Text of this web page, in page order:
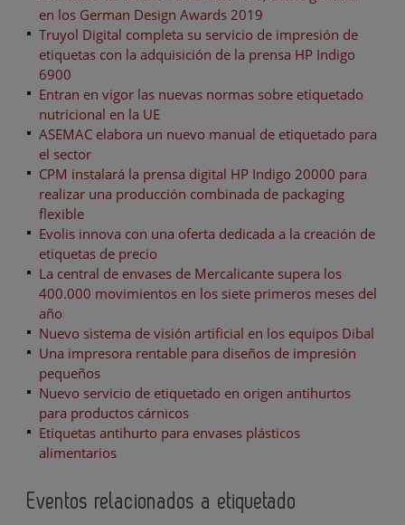
en los German Design Awards 2019
Truyol Digital completa su servicio de impresión de
etiquetas con la adquisición de la prensa HP Indigo
6900
Entran en vigor las nuevas normas sobre etiquetado
nutricional en la UE
ASEMAC elabora un nuevo manual de etiquetado para
el sector
CPM instalará la prensa digital HP Indigo 20000 para
realizar una producción combinada de packaging
flexible
Evolis innova con una oferta dedicada a la creación de
etiquetas de precio
La central de envases de Mercalicante supera los
400.000 movimientos en los siete primeros meses del
año
Nuevo sistema de visión artificial en los equipos Dibal
Una impresora rentable para diseños de impresión
pequeños
Nuevo servicio de etiquetado en origen antihurtos
para productos cárnicos
Etiquetas antihurto para envases plásticos
alimentarios
Eventos relacionados a etiquetado